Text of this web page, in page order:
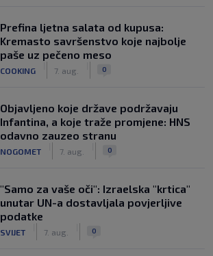
Prefina ljetna salata od kupusa:
Kremasto savršenstvo koje najbolje
paše uz pečeno meso
COOKING 7. aug. 0
Objavljeno koje države podržavaju
Infantina, a koje traže promjene: HNS
odavno zauzeo stranu
NOGOMET 7. aug. 0
"Samo za vaše oči": Izraelska "krtica"
unutar UN-a dostavljala povjerljive
podatke
SVIJET 7. aug. 0